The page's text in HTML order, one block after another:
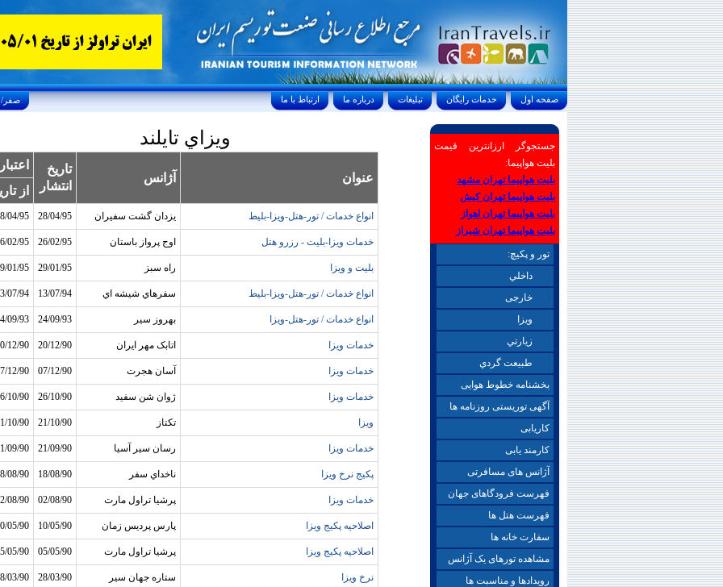
Saturday, August 8, 2026 25/صفر/1448 ارتباط با ما درباره ما تبليغات خدمات رايگان صفحه اول
ويزاي تايلند
عنوان آژانس
تاريخ
انتشار
اعتبار
از
انواع خدمات / تور-هتل-ويزا-بليط يزدان گشت سفيران 28/04/95
04/95
خدمات ويزا-بليت - رزرو هتل اوج پرواز باستان 26/02/95
02/95
بليت و ويزا راه سبز 29/01/95
01/95
انواع خدمات / تور-هتل-ويزا-بليط سفرهاي شيشه اي 13/07/94
07/94
انواع خدمات / تور-هتل-ويزا بهروز سير 24/09/93
09/93
خدمات ويزا اتابک مهر ايران 20/12/90
12/90
خدمات ويزا آسان هجرت 07/12/90
12/90
خدمات ويزا ژوان شن سفيد 26/10/90
10/90
ويزا تکتاز 21/10/90
10/90
خدمات ويزا رسان سير آسيا 21/09/90
09/90
پکيج نرخ ويزا ناخداي سفر 18/08/90
08/90
خدمات ويزا پرشيا تراول مارت 02/08/90
08/90
اصلاحيه پکيج ويزا پارس پرديس زمان 10/05/90
05/90
اصلاحيه پکيج ويزا پرشيا تراول مارت 05/05/90
05/90
نرخ ويزا ستاره جهان سير 28/03/90
03/90
جستجوگر ارزانترین قیمت
بلیت هواپیما:
بلیت هواپیما تهران مشهد
بلیت هواپیما تهران کیش
بلیت هواپیما تهران اهواز
بلیت هواپیما تهران شیراز
تور و پکیچ:
داخلي
خارجی
ويزا
زيارتي
طبيعت گردي
بخشنامه خطوط هوایی
آگهی توریستی روزنامه ها
کاریابی
کارمند یابی
آژانس های مسافرتی
فهرست فرودگاهای جهان
فهرست هتل ها
سفارت خانه ها
مشاهده تورهای یک آژانس
رویدادها و مناسبت ها